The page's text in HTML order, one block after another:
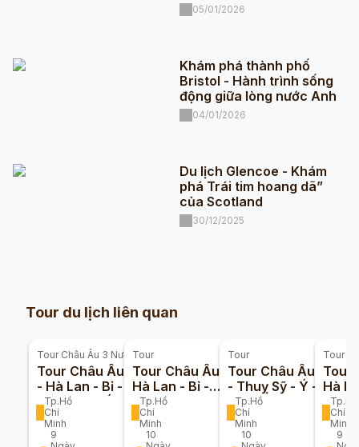
05/01/2026
Khám phá thành phố
Bristol - Hành trình sống
động giữa lòng nước Anh
04/01/2026
Du lịch Glencoe - Khám
phá Trái tim hoang dã”
của Scotland
30/12/2025
Tour du lịch liên quan
Tour Châu Âu 3 Nước
Tour Châu Âu Đức
- Hà Lan - Bỉ - Pháp
- Thuỵ Sĩ - Ý 9n8đ
(Bay Turkmenistan
Airline)
Tp.Hồ
Chí
Minh
9
Tour
Tour Châu Âu Đức -
Hà Lan - Bỉ -
Luxembourg - Pháp
10n9đ (Bay
Vietnam Airlines)
Tp.Hồ
Chí
Minh
10
Tour
Tour Châu Âu Pháp
- Thuỵ Sỹ - Ý -
Vatican 10n9đ (Bay
Turkish Airlines)
Tp.Hồ
Chí
Minh
10
Tour
Tour
Hà
Thụy
(Bay
Tp.Hồ
Chí
Minh
9